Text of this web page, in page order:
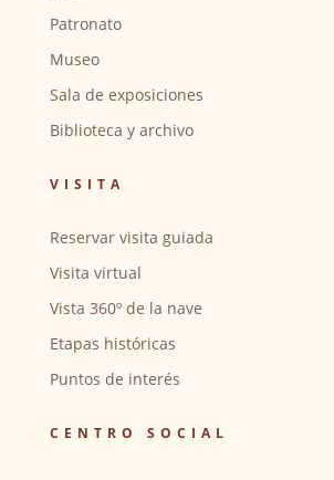
Patronato
Museo
Sala de exposiciones
Biblioteca y archivo
VISITA
Reservar visita guiada
Visita virtual
Vista 360º de la nave
Etapas históricas
Puntos de interés
CENTRO SOCIAL